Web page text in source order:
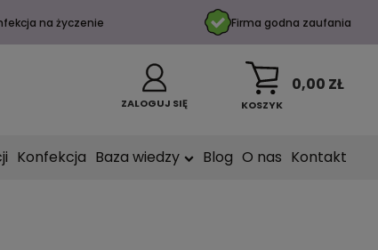
na życzenie Firma godna zaufania
ZALOGUJ SIĘ KOSZYK
0,00 ZŁ
Konfekcja Baza wiedzy Blog O nas Kontakt